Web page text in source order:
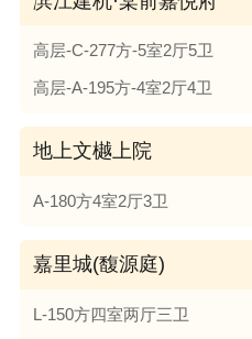
高层-C-277方-5室2厅5卫
高层-A-195方-4室2厅4卫
地上文樾上院
A-180方4室2厅3卫
嘉里城(馥源庭)
L-150方四室两厅三卫